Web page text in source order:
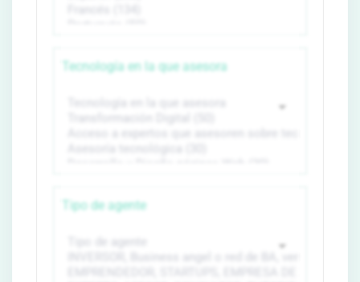
Tecnología en la que asesora
Tipo de agente